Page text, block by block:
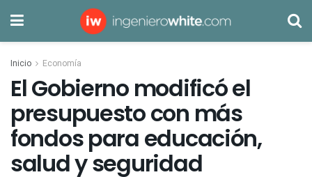
Inicio Economía
El Gobierno modificó el
presupuesto con más
fondos para educación,
salud y seguridad